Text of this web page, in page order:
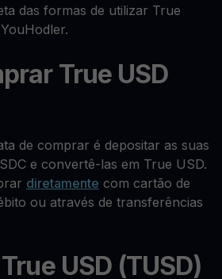
das formas de utilizar True
True USD
de comprar é depositar as suas
e convertê-las em True USD.
diretamente com cartão de
ou através de transferências
USD (TUSD)